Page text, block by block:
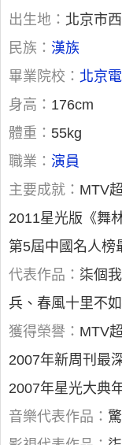
出生地： 北京市
民族： 漢族
畢業院校： 北京
身高： 176cm
體重： 55kg
職業： 演員
主要成就： MTV
2011星光版《舞
第5屆中國名人榜
代表作品： 柒個
兵、春風十里不
獲得榮譽： MTV
2007年新周刊最
2007年星光大典
音樂代表作品：